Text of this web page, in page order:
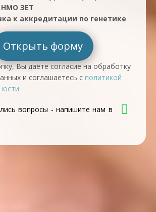
ЗЕТ
к аккредитации по генетике
Открыть форму
Вы даёте согласие на обработку
и соглашаетесь с политикой
вопросы - напишите нам в